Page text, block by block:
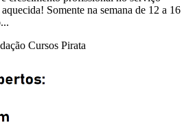
Somente na semana de 12 a 16
Cursos Pirata